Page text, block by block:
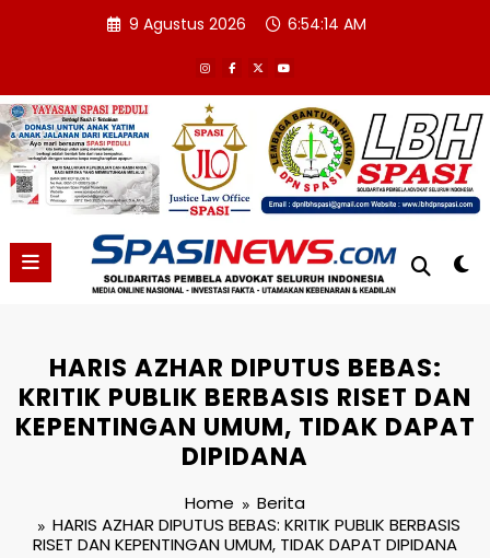
9 Agustus 2026 6:54:15 AM
HARIS AZHAR DIPUTUS BEBAS:
KRITIK PUBLIK BERBASIS RISET DAN
KEPENTINGAN UMUM, TIDAK DAPAT
DIPIDANA
Home
Berita
HARIS AZHAR DIPUTUS BEBAS: KRITIK PUBLIK BERBASIS
RISET DAN KEPENTINGAN UMUM, TIDAK DAPAT DIPIDANA